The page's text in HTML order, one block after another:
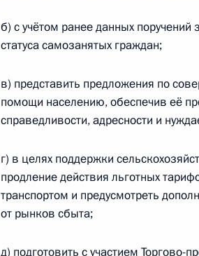
Перечень поручений по
16 марта 2018 года, 10:20
Подписан закон о продлении
29 декабря 2017 года, 12:40
Изменен порядок
б) с учётом ранее данных
статуса самозанятых граждан;
в) представить предложения по
помощи населению, обеспечив её
справедливости, адресности и
г) в целях поддержки
продление действия льготных
транспортом и предусмотреть
от рынков сбыта;
д) подготовить с участием